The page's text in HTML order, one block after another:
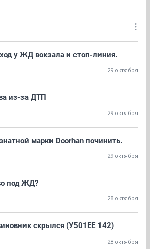
у ЖД вокзала и стоп-линия.
29 октября
из-за ДТП
29 октября
марки Doorhan починить.
29 октября
под ЖД?
28 октября
скрылся (У501ЕЕ 142)
28 октября